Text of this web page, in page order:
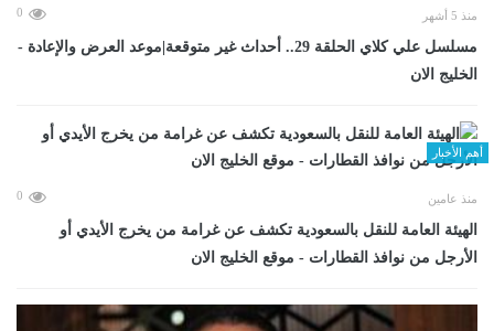
منذ 5 أشهر 0
مسلسل علي كلاي الحلقة 29.. أحداث غير متوقعة|موعد العرض والإعادة -
الخليج الان
أهم الأخبار
منذ عامين 0
الهيئة العامة للنقل بالسعودية تكشف عن غرامة من يخرج الأيدي أو
الأرجل من نوافذ القطارات - موقع الخليج الان